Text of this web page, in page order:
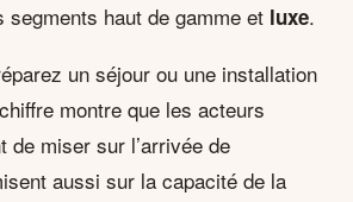
segments haut de gamme et luxe.
un séjour ou une installation
montre que les acteurs
de miser sur l’arrivée de
aussi sur la capacité de la